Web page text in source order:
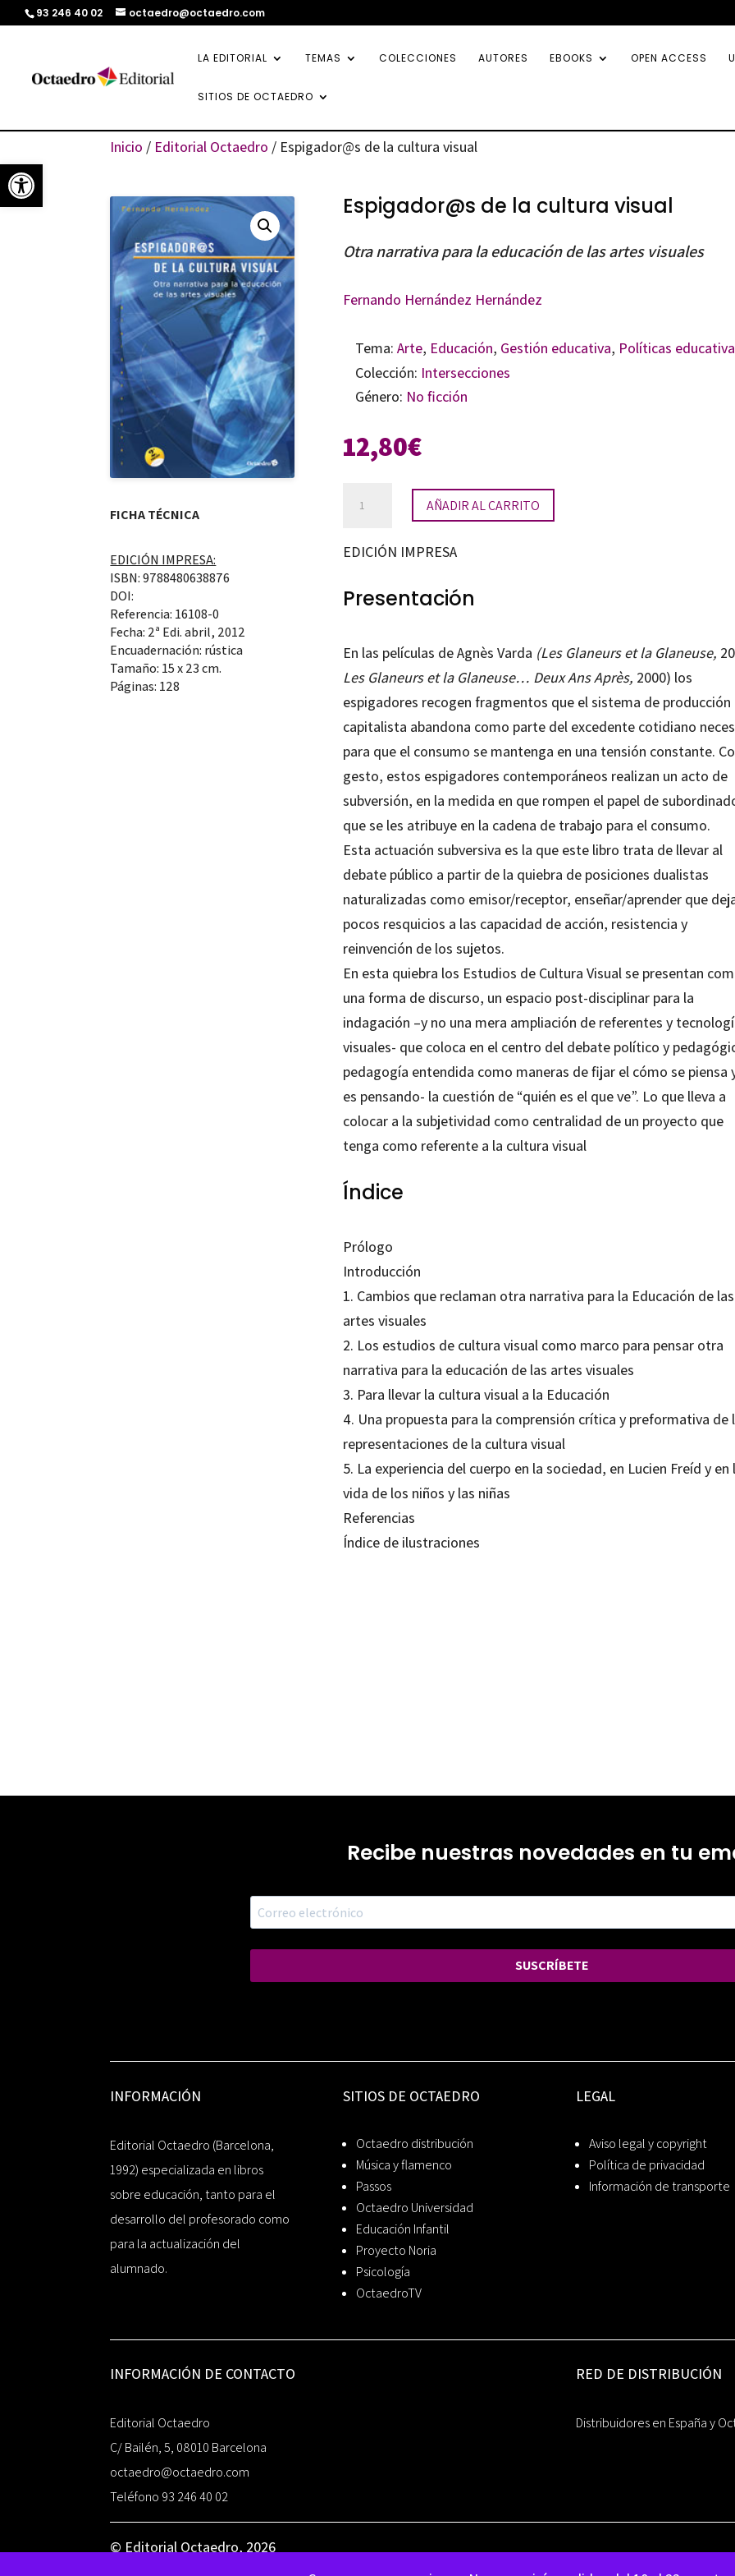
Abrir barra de herramientas
93 246 40 02 octaedro@octaedro.com
LA EDITORIAL TEMAS COLECCIONES AUTORES EBOOKS OPEN ACCESS
SITIOS DE OCTAEDRO
Inicio / Editorial Octaedro / Espigador@s de la cultura visual
FICHA TÉCNICA
EDICIÓN IMPRESA:
ISBN: 9788480638876
DOI:
Referencia: 16108-0
Fecha: 2ª Edi. abril, 2012
Encuadernación: rústica
Tamaño: 15 x 23 cm.
Páginas: 128
Espigador@s de la cultura visual
Otra narrativa para la educación de las artes visuales
Fernando Hernández Hernández
Tema: Arte, Educación, Gestión educativa, Políticas
Colección: Intersecciones
Género: No ficción
12,80€
Espigador@s
la
visual
AÑADIR AL CARRITO
EDICIÓN IMPRESA
Presentación
En las películas de Agnès Varda (Les Glaneurs et la Glaneuse,
Les Glaneurs et la Glaneuse… Deux Ans Après, 2000) los
espigadores recogen fragmentos que el sistema de producción
capitalista abandona como parte del excedente cotidiano
para que el consumo se mantenga en una tensión constante.
gesto, estos espigadores contemporáneos realizan un acto de
subversión, en la medida en que rompen el papel de
que se les atribuye en la cadena de trabajo para el consumo.
Esta actuación subversiva es la que este libro trata de llevar al
debate público a partir de la quiebra de posiciones dualistas
naturalizadas como emisor/receptor, enseñar/aprender que
pocos resquicios a las capacidad de acción, resistencia y
reinvención de los sujetos.
En esta quiebra los Estudios de Cultura Visual se presentan
una forma de discurso, un espacio post-disciplinar para la
indagación –y no una mera ampliación de referentes y
visuales- que coloca en el centro del debate político y
pedagogía entendida como maneras de fijar el cómo se piensa
es pensando- la cuestión de “quién es el que ve”. Lo que lleva a
colocar a la subjetividad como centralidad de un proyecto que
tenga como referente a la cultura visual
Índice
Prólogo
Introducción
1. Cambios que reclaman otra narrativa para la Educación de las
artes visuales
2. Los estudios de cultura visual como marco para pensar otra
narrativa para la educación de las artes visuales
3. Para llevar la cultura visual a la Educación
4. Una propuesta para la comprensión crítica y preformativa de
representaciones de la cultura visual
5. La experiencia del cuerpo en la sociedad, en Lucien Freíd y en
vida de los niños y las niñas
Referencias
Índice de ilustraciones
Recibe nuestras novedades en tu
SUSCRÍBETE
INFORMACIÓN
Editorial Octaedro (Barcelona,
1992) especializada en libros
sobre educación, tanto para el
desarrollo del profesorado como
para la actualización del
alumnado.
SITIOS DE OCTAEDRO
Octaedro distribución
Música y flamenco
Passos
Octaedro Universidad
Educación Infantil
Proyecto Noria
Psicología
OctaedroTV
LEGAL
Aviso legal y copyright
Política de privacidad
Información de transporte
INFORMACIÓN DE CONTACTO
Editorial Octaedro
C/ Bailén, 5, 08010 Barcelona
octaedro@octaedro.com
Teléfono 93 246 40 02
RED DE DISTRIBUCIÓN
Distribuidores en España y
© Editorial Octaedro, 2026